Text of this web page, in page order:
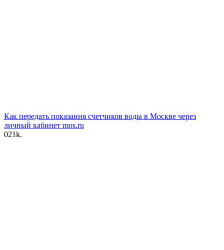
Как передать показания счетчиков воды в Москве через
личный кабинет mos.ru
021k.